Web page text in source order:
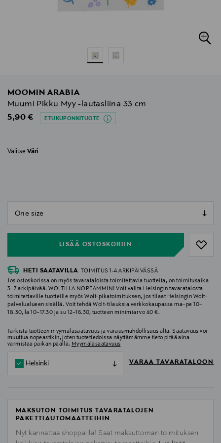
MOOMIN ARABIA
Muumi Pikku Myy -lautasliina 33 cm
Original Price
5,90 € ETUKUPONKITUOTE
Valitse Väri
LISÄÄ OSTOSKORIIN
HETI SAATAVILLA
TOIMITUS 1-4 ARKIPÄIVÄSSÄ
Jos ostoskorissa on myös tavarataloista toimitettavia tuotteita, on toimitusaika
3–7 arkipäivää. WOLTILLA NOPEAMMIN! Voit valita Helsingin tavaratalosta
toimitettaville tuotteille myös Wolt-pikatoimituksen, jos tilaat Helsingin Wolt-
palvelualueen sisällä. Voit tehdä Wolt-tilauksia verkkokaupassa ma–pe 10–
18.30, la 10–17.30 ja su 12–16.30, tuotteen minimiarvo 40 €.
Tarkista tuotteen myymäläsaatavuus ja varausmahdollisuus alta. Saatavuus voi
muuttua nopeastikin, joten tuotetiedoissa näyttämämme tieto pitää aina
varmistaa paikan päällä. Myymäläsaatavuus
Helsinki VARAA TAVARATALOON
MAKSUTON TOIMITUS TAVARATALOJEN
PAKETTIAUTOMAATTEIHIN
Nyt kannattaa shoppailla! Saat maksuttoman toimituksen